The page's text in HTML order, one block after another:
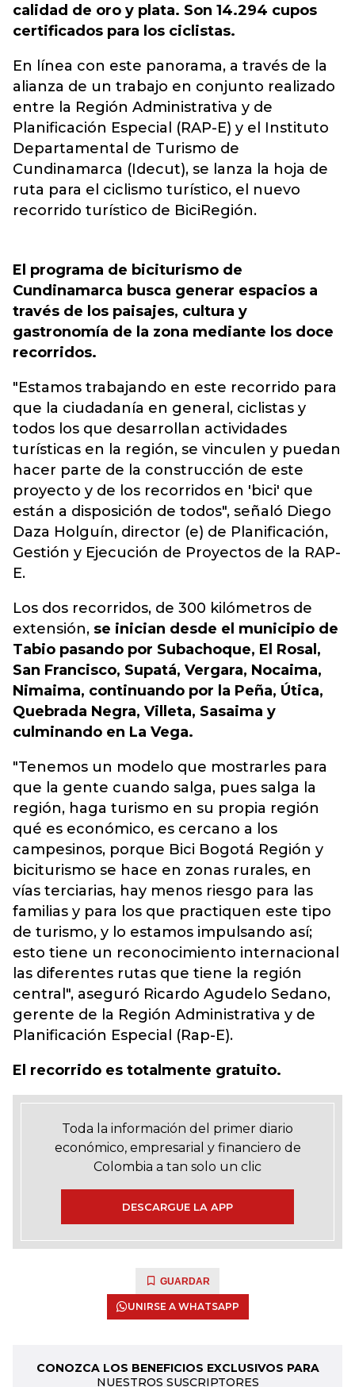
calidad de oro y plata. Son 14.294 cupos
certificados para los ciclistas.
En línea con este panorama, a través de la
alianza de un trabajo en conjunto realizado
entre la Región Administrativa y de
Planificación Especial (RAP-E) y el Instituto
Departamental de Turismo de
Cundinamarca (Idecut), se lanza la hoja de
ruta para el ciclismo turístico, el nuevo
recorrido turístico de BiciRegión.
El programa de biciturismo de
Cundinamarca busca generar espacios a
través de los paisajes, cultura y
gastronomía de la zona mediante los doce
recorridos.
"Estamos trabajando en este recorrido para
que la ciudadanía en general, ciclistas y
todos los que desarrollan actividades
turísticas en la región, se vinculen y puedan
hacer parte de la construcción de este
proyecto y de los recorridos en 'bici' que
están a disposición de todos", señaló Diego
Daza Holguín, director (e) de Planificación,
Gestión y Ejecución de Proyectos de la RAP-
E.
Los dos recorridos, de 300 kilómetros de
extensión, se inician desde el municipio de
Tabio pasando por Subachoque, El Rosal,
San Francisco, Supatá, Vergara, Nocaima,
Nimaima, continuando por la Peña, Útica,
Quebrada Negra, Villeta, Sasaima y
culminando en La Vega.
"Tenemos un modelo que mostrarles para
que la gente cuando salga, pues salga la
región, haga turismo en su propia región
qué es económico, es cercano a los
campesinos, porque Bici Bogotá Región y
biciturismo se hace en zonas rurales, en
vías terciarias, hay menos riesgo para las
familias y para los que practiquen este tipo
de turismo, y lo estamos impulsando así;
esto tiene un reconocimiento internacional
las diferentes rutas que tiene la región
central", aseguró Ricardo Agudelo Sedano,
gerente de la Región Administrativa y de
Planificación Especial (Rap-E).
El recorrido es totalmente gratuito.
Toda la información del primer diario
económico, empresarial y financiero de
Colombia a tan solo un clic
DESCARGUE LA APP
GUARDAR
UNIRSE A WHATSAPP
CONOZCA LOS BENEFICIOS EXCLUSIVOS PARA
NUESTROS SUSCRIPTORES